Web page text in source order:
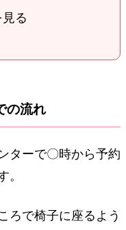
る
の流れ
ターで〇時から予約
。
ろで椅子に座るよう